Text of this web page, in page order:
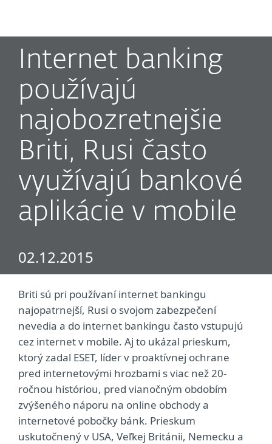
Internet banking
používajú
najobozretnejšie
Briti, Rusi často
využívajú bankové
aplikácie v mobile
02.12.2015
Briti sú pri používaní internet bankingu
najopatrnejší, Rusi o svojom zabezpečení
nevedia a do internet bankingu často vstupujú
cez internet v mobile. Aj to ukázal prieskum,
ktorý zadal ESET, líder v proaktívnej ochrane
pred internetovými hrozbami s viac než 20-
ročnou históriou, pred vianočným obdobím
zvýšeného náporu na online obchody a
internetové pobočky bánk. Prieskum
uskutočnený v USA, Veľkej Británii, Nemecku a